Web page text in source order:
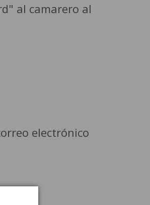
al camarero al
electrónico